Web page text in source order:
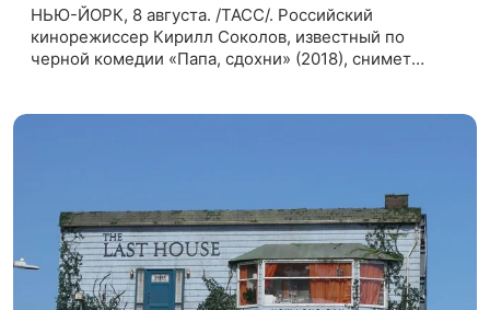
НЬЮ-ЙОРК, 8 августа. /ТАСС/. Российский
кинорежиссер Кирилл Соколов, известный по
черной комедии «Папа, сдохни» (2018), снимет